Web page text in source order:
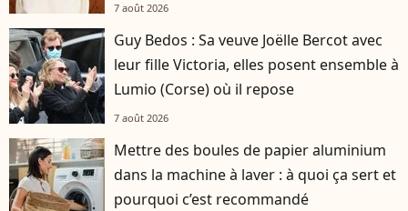
7 août 2026
Guy Bedos : Sa veuve Joëlle Bercot avec
leur fille Victoria, elles posent ensemble à
Lumio (Corse) où il repose
7 août 2026
Mettre des boules de papier aluminium
dans la machine à laver : à quoi ça sert et
pourquoi c’est recommandé